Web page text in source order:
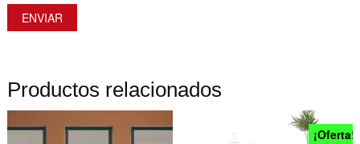
Productos relacionados
¡Oferta!